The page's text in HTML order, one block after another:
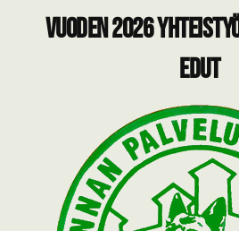
Vuoden 2026
edut